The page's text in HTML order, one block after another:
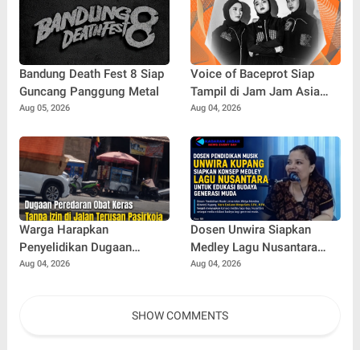
Bandung Death Fest 8 Siap
Guncang Panggung Metal
Aug 05, 2026
Voice of Baceprot Siap
Tampil di Jam Jam Asia
2026 Taiwan
Aug 04, 2026
Warga Harapkan
Penyelidikan Dugaan
Peredaran Obat Keras Ilegal
Aug 04, 2026
Dosen Unwira Siapkan
Medley Lagu Nusantara
Edukatif Kreatif
Aug 04, 2026
SHOW COMMENTS